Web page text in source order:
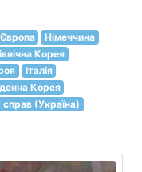
Європа
Німеччина
Корея
Італія
Корея
справ (Україна)